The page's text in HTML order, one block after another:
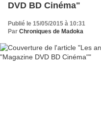
DVD BD Cinéma"
Publié le 15/05/2015 à 10:31
Par Chroniques de Madoka